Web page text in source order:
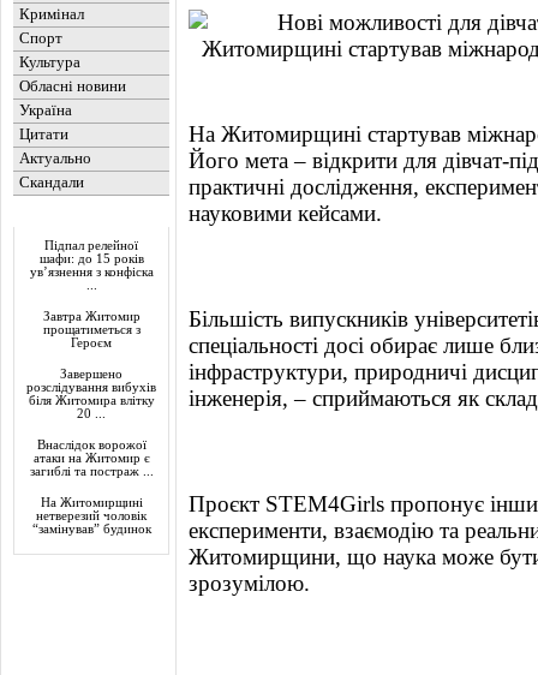
Кримінал
Спорт
Культура
Обласні новини
Україна
Цитати
Актуально
Скандали
Підпал релейної
шафи: до 15 років
ув’язнення з конфіска
Завтра Житомир
прощатиметься з
Героєм
Завершено
розслідування вибухів
біля Житомира влітку
20 ...
Внаслідок ворожої
атаки на Житомир є
загиблі та постраж ...
На Житомирщині
нетверезий чоловік
“замінував” будинок
На Житомирщині стартував
Його мета – відкрити для дівчат-
практичні дослідження,
науковими кейсами.
Більшість випускників
спеціальності досі обирає лише
інфраструктури, природничі
інженерія, – сприймаються як
Проєкт STEM4Girls пропонує
експерименти, взаємодію та
Житомирщини, що наука може
зрозумілою.